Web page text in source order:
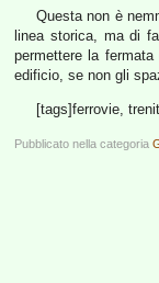
Questa non è
linea storica, ma di
permettere la
edificio, se non gli
[tags]ferrovie,
Pubblicato nella categoria